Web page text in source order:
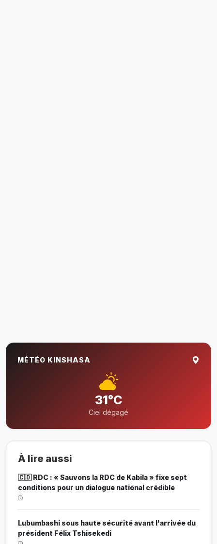
MÉTÉO KINSHASA
31°C
Ciel dégagé
À lire aussi
🇨🇩 RDC : « Sauvons la RDC de Kabila » fixe sept
conditions pour un dialogue national crédible
Lubumbashi sous haute sécurité avant l'arrivée du
président Félix Tshisekedi